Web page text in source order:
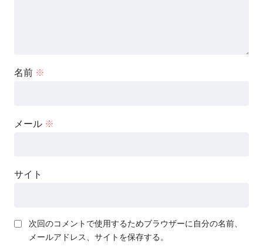
名前 ※
メール ※
サイト
次回のコメントで使用するためブラウザーに自分の名前、
メールアドレス、サイトを保存する。